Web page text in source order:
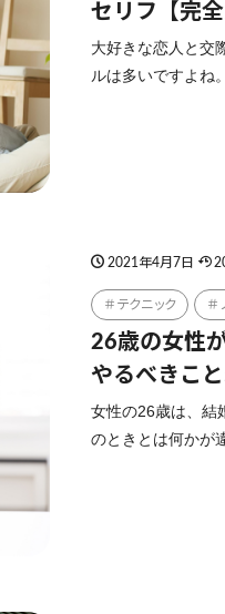
セリフ【完全
大好きな恋人と交
ルは多いですよね
2021年4月7日
テクニック
26歳の女性
やるべきこ
女性の26歳は、結
のときとは何かが